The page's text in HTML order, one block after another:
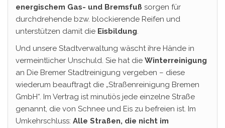
energischem Gas- und Bremsfuß sorgen für
durchdrehende bzw. blockierende Reifen und
unterstützen damit die Eisbildung.
Und unsere Stadtverwaltung wäscht ihre Hände in
vermeintlicher Unschuld. Sie hat die Winterreinigung
an Die Bremer Stadtreinigung vergeben – diese
wiederum beauftragt die „Straßenreinigung Bremen
GmbH“. Im Vertrag ist minutiös jede einzelne Straße
genannt, die von Schnee und Eis zu befreien ist. Im
Umkehrschluss: Alle Straßen, die nicht im